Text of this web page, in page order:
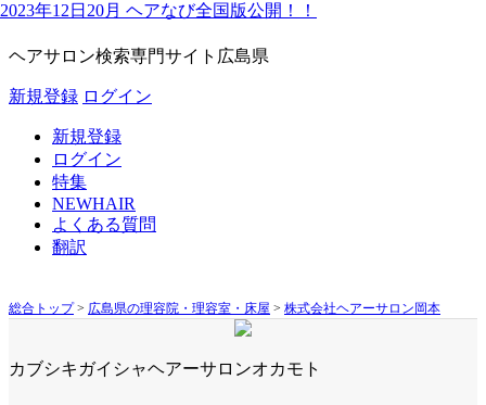
ヘアサロン検索専門サイト 広島県
新規登録 ログイン
新規登録
ログイン
特集
NEWHAIR
よくある質問
翻訳
2023年12日20月 ヘアなび全国版公開！！
総合トップ> 広島県の理容院・理容室・床屋 > 株式会社ヘアーサロン岡本
カブシキガイシャヘアーサロンオカモト